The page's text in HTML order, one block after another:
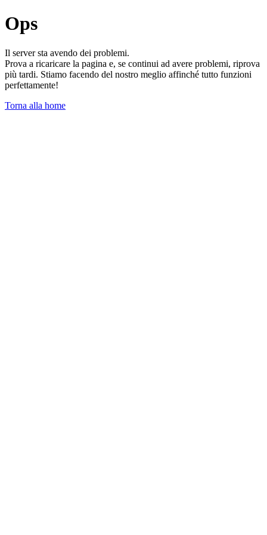
Ops
Il server sta avendo dei problemi.
Prova a ricaricare la pagina e, se continui ad avere problemi, riprova
più tardi. Stiamo facendo del nostro meglio affinché tutto funzioni
perfettamente!
Torna alla home